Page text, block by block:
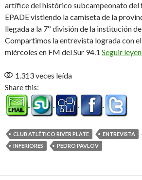
artífice del histórico subcampeonato del
EPADE vistiendo la camiseta de la
llegada a la 7º división de la institución
Compartimos la entrevista lograda con
miércoles en FM del Sur 94.1 Seguir
1.313veces leída
Share this:
CLUB ATLÉTICO RIVER PLATE ENTREVISTA
INFERIORES
PEDRO PAVLOV